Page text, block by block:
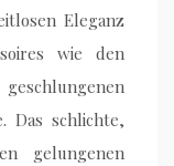
Eleganz
wie den
Das schlichte,
gelungenen